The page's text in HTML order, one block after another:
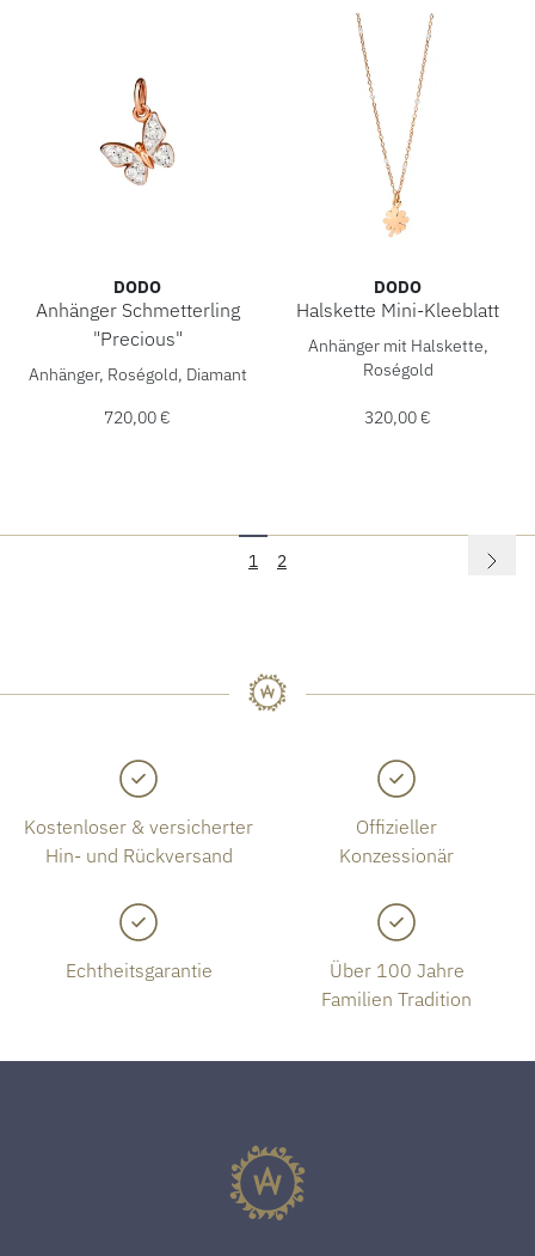
DODO
Anhänger Schmetterling
"Precious"
DoDo Anhänger Schmetterling "Precious", Ref: DMC2016-
Anhänger, Roségold, Diamant
720,00 €
DODO
Halskette Mini-Kleeblatt
DoDo Halskette Mini-
Anhänger mit Halskette,
Roségold
320,00 €
1 2
Kostenloser & versicherter
Hin- und Rückversand
Offizieller
Konzessionär
Echtheitsgarantie
Über 100 Jahre
Familien Tradition